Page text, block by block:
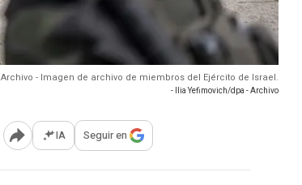
Archivo - Imagen de archivo de miembros del Ejército de Israel.
- Ilia Yefimovich/dpa - Archivo
Abrir opciones para compartir
IA Seguir en